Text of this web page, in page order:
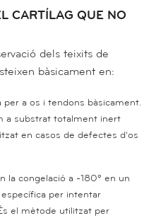
CARTÍLAG QUE NO
dels teixits de
bàsicament en:
per a os i tendons bàsicament.
a substrat totalment inert
en casos de defectes d’os
la congelació a -180º en un
per intentar
el mètode utilitzat per